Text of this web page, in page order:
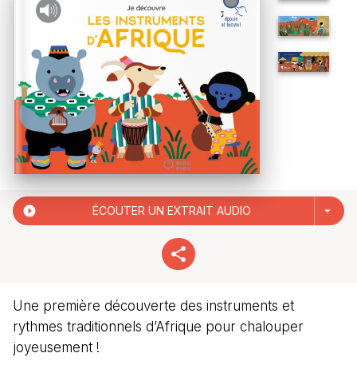
play_circle_filled ÉCOUTER UN EXTRAIT AUDIO arrow_drop_down
Une première découverte des instruments et
rythmes traditionnels d’Afrique pour chalouper
joyeusement !